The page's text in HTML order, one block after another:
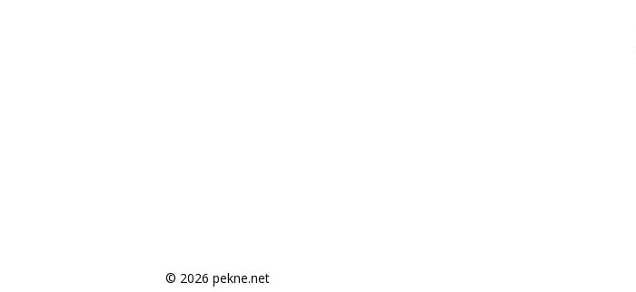
© 2026 pekne.net